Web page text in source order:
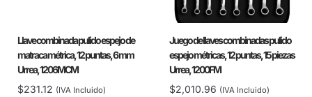
Llave combinada pulido espejo de
matraca métrica, 12 puntas, 6 mm
Urrea, 1206MCM
$231.12 (IVA Incluido)
Juego de llaves combinadas pulido
espejo métricas, 12 puntas, 15 piezas
Urrea, 1200FM
$2,010.96 (IVA Incluido)